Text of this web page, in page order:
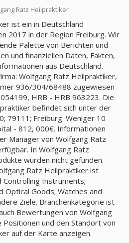
Ratz Heilpraktiker
ist ein in Deutschland
2017 in der Region Freiburg. Wir
Palette von Berichten und
und finanziellen Daten, Fakten,
aus Deutschland.
Wolfgang Ratz Heilpraktiker,
936/304/68488 zugewiesen
HRB - HRB 963223. Die
befindet sich unter der
79111; Freiburg. Weniger 10
- 812, 000€. Informationen
Manager von Wolfgang Ratz
In Wolfgang Ratz
wurden nicht gefunden.
Ratz Heilpraktiker ist
Controlling Instruments;
Optical Goods; Watches and
Ziele. Branchenkategorie ist
Bewertungen von Wolfgang
und den Standort von
auf der Karte anzeigen.